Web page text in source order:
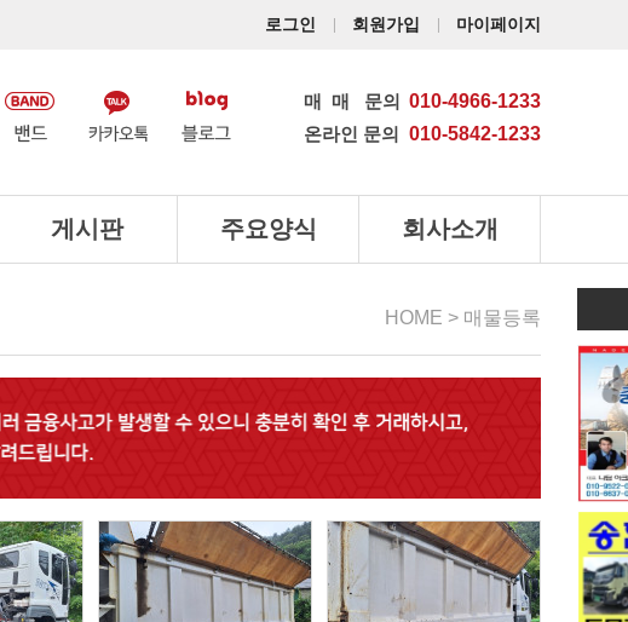
로그인 회원가입 마이페이지
매매 문의 010-4966-1233
온라인 문의 010-5842-1233
게시판 주요양식 회사소개
HOME > 매물등록